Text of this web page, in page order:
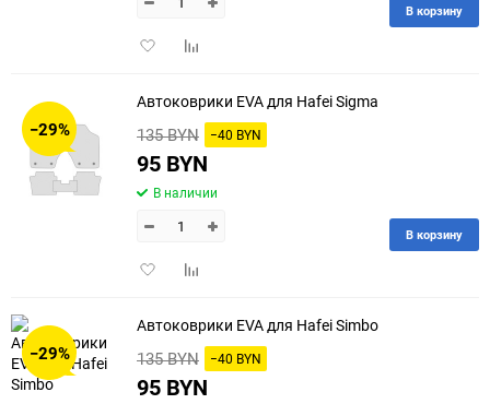
ДобавитьДобавить
В корзину
−29%
Автоковрики EVA для Hafei Sigma
135 BYN −40 BYN
95 BYN
В наличии
ДобавитьДобавить
В корзину
−29%
Автоковрики EVA для Hafei Simbo
135 BYN −40 BYN
95 BYN